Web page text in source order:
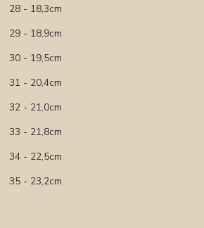
28 - 18,3cm
29 - 18,9cm
30 - 19,5cm
31 - 20,4cm
32 - 21,0cm
33 - 21,8cm
34 - 22,5cm
35 - 23,2cm